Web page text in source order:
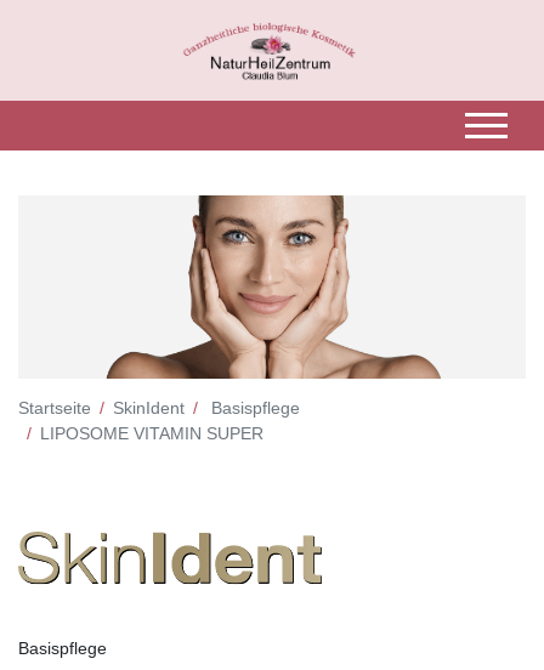
Startseite SkinIdent
Basispflege
LIPOSOME VITAMIN SUPER
Basispflege